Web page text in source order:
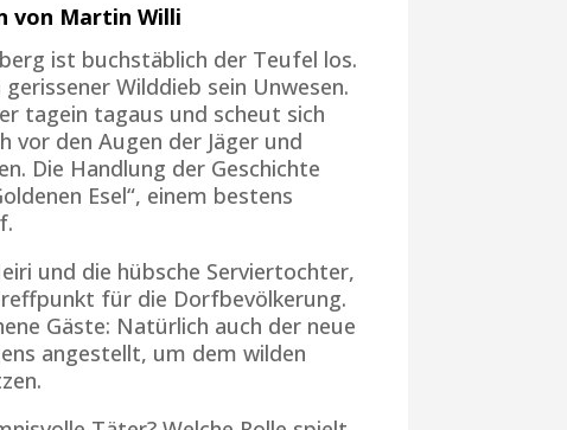
von Martin Willi
ist buchstäblich der Teufel los.
Wilddieb sein Unwesen.
tagein tagaus und scheut sich
vor den Augen der Jäger und
Die Handlung der Geschichte
Esel“, einem bestens
und die hübsche Serviertochter,
für die Dorfbevölkerung.
Gäste: Natürlich auch der neue
angestellt, um dem wilden